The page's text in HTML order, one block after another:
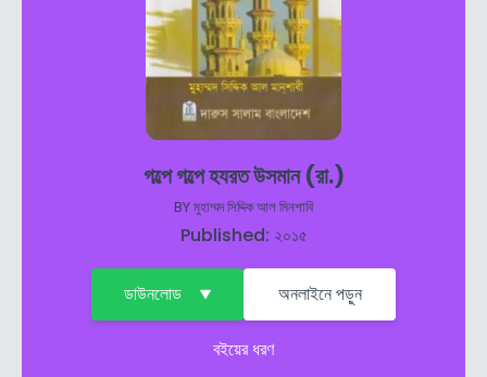
গল্পে গল্পে হযরত উসমান (রা.)
BYমুহাম্মদ সিদ্দিক আল মিনশাবি
Published: ২০১৫
ডাউনলোড অনলাইনে পড়ুন
বইয়ের ধরণ